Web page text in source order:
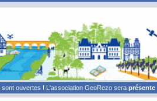
sont ouvertes ! L'association GeoRezo sera présente